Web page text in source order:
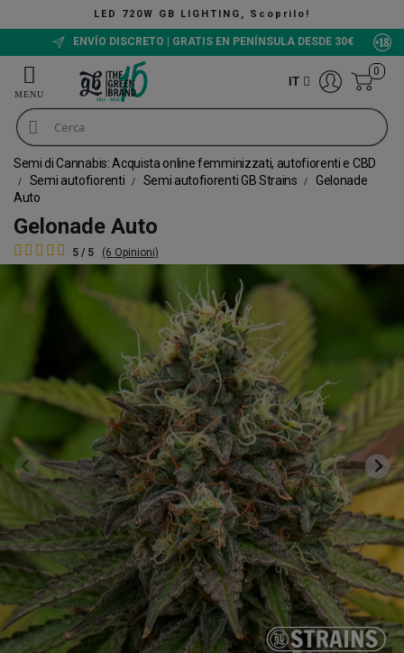
The Green Bucket CBD,
ENVÍO DISCRETO | GRATIS EN PENÍNSULA DESDE 30€
IT
0
Semi di Cannabis: Acquista online femminizzati, autofiorenti e CBD
Semi autofiorenti
Semi autofiorenti GB Strains
Gelonade
Auto
Gelonade Auto
5 / 5 (6 Opinioni)